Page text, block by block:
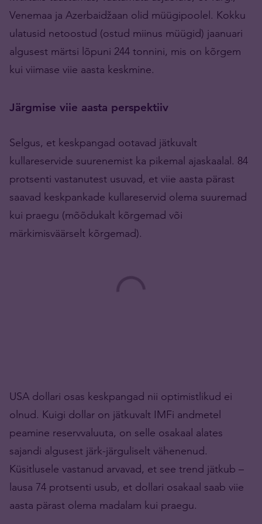
Venemaa ja Azerbaidžaan olid müügipoolel. Kokku
ulatusid netoostud (ostud miinus müügid) jaanuari
algusest märtsi lõpuni 244 tonnini, mis on kõrgem
kui viimase viie aasta keskmine.
Järgmise viie aasta perspektiiv
Selgus, et keskpangad ootavad jätkuvalt
kullareservide suurenemist ka pikemal ajaskaalal. 84
protsenti vastanutest usuvad, et viie aasta pärast
saavad keskpankade kullareservid olema suuremad
kui praegu (mõõdukalt kõrgemad või
märkimisväärselt kõrgemad).
USA dollari osas keskpangad nii optimistlikud ei
olnud. Kuigi dollar on jätkuvalt IMFi andmetel
peamine reservvaluuta, on selle osakaal alates
sajandi algusest järk-järguliselt vähenenud.
Küsitlusele vastanud arvavad, et see trend jätkub –
lausa 74 protsenti usub, et dollari osakaal saab viie
aasta pärast olema madalam kui praegu.